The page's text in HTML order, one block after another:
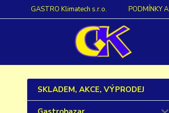
GASTRO Klimatech s.r.o. PODMÍNKY
SKLADEM, AKCE, VÝPRODEJ